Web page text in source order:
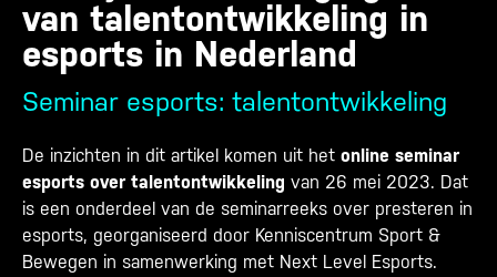
van talentontwikkeling in
esports in Nederland
Seminar esports: talentontwikkeling
De inzichten in dit artikel komen uit het online seminar
esports over talentontwikkeling van 26 mei 2023. Dat
is een onderdeel van de seminarreeks over presteren in
esports, georganiseerd door Kenniscentrum Sport &
Bewegen in samenwerking met Next Level Esports.